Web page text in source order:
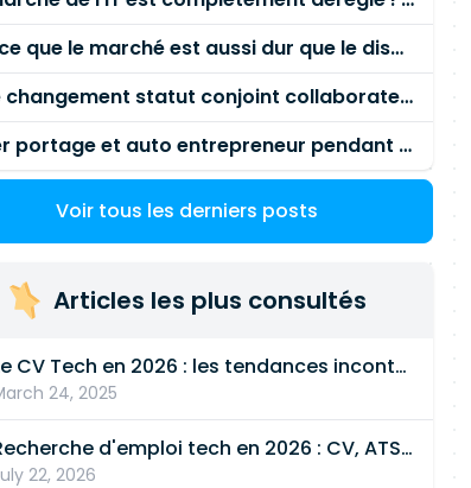
Est-ce que le marché est aussi dur que le disent les commerciaux ?
aide changement statut conjoint collaborateur
Mixer portage et auto entrepreneur pendant des années - quel risque ?
Voir tous les derniers posts
Articles les plus consultés
Le CV Tech en 2026 : les tendances incontournables
24, 2025
Recherche d'emploi tech en 2026 : CV, ATS, entretien… On vous dit tout
22, 2026